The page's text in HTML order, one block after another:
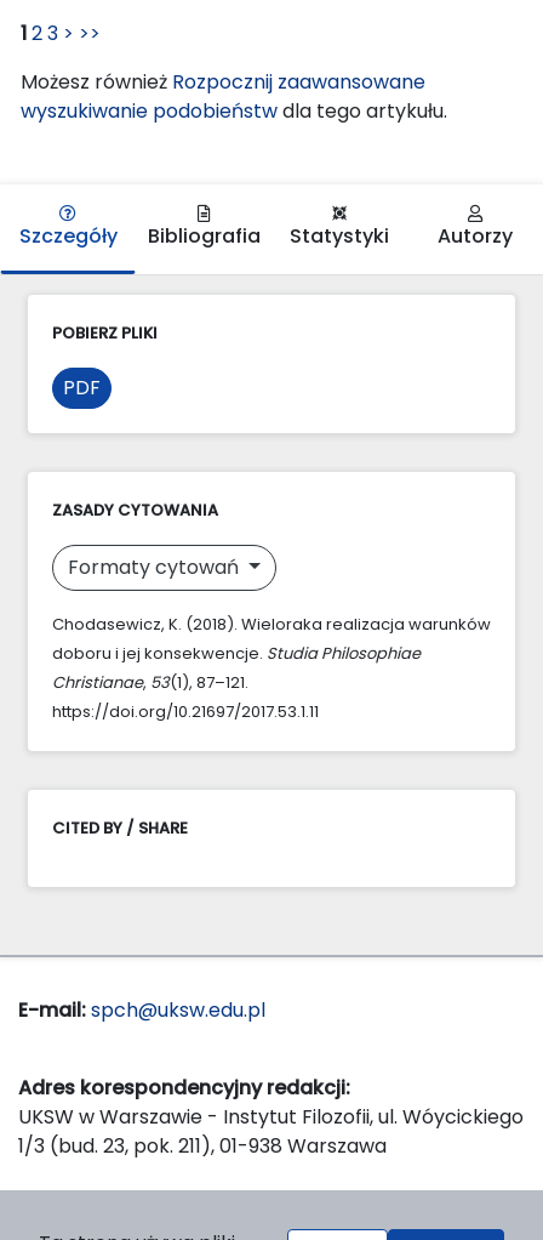
123 > >>
Możesz również Rozpocznij zaawansowane
wyszukiwanie podobieństwdla tego artykułu.
Szczegóły Bibliografia Statystyki Autorzy
POBIERZ PLIKI
PDF
ZASADY CYTOWANIA
Formaty cytowań
Chodasewicz, K. (2018). Wieloraka realizacja warunków
doboru i jej konsekwencje. Studia Philosophiae
Christianae, 53(1), 87–121.
https://doi.org/10.21697/2017.53.1.11
CITED BY / SHARE
E-mail:spch@uksw.edu.pl
Adres korespondencyjny redakcji:
UKSW w Warszawie - Instytut Filozofii, ul. Wóycickiego
1/3 (bud. 23, pok. 211), 01-938 Warszawa